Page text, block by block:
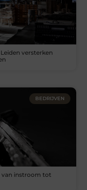
versterken
BEDRIJVEN
van instroom tot